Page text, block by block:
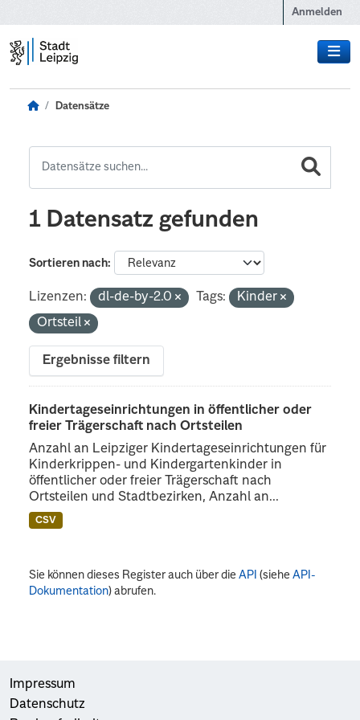
Anmelden
Datensätze
1 Datensatz gefunden
Sortieren nach
Lizenzen: dl-de-by-2.0 Tags:
Kinder
Ortsteil
Ergebnisse filtern
Kindertageseinrichtungen in öffentlicher oder
freier Trägerschaft nach Ortsteilen
Anzahl an Leipziger Kindertageseinrichtungen für
Kinderkrippen- und Kindergartenkinder in
öffentlicher oder freier Trägerschaft nach
Ortsteilen und Stadtbezirken, Anzahl an...
CSV
Sie können dieses Register auch über dieAPI (sieheAPI-
Dokumentation) abrufen.
Impressum
Datenschutz